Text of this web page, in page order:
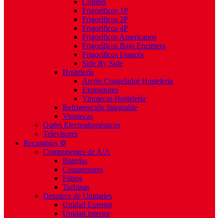
Combis
Frigoríficos 1P
Frigoríficos 2P
Frigoríficos 4P
Frigoríficos Americanos
Frigoríficos Bajo Encimera
Frigoríficos Francés
Side By Side
Hostelería
Arcón Congelador Hostelería
Expositores
Vinotecas Hostelería
Refrigeración Integrable
Vinotecas
Outlet Electrodomésticos
Televisores
Recambios ⚙️
Componentes de A/A
Baterías
Compresores
Filtros
Turbinas
Despiece de Unidades
Unidad Exterior
Unidad Interior